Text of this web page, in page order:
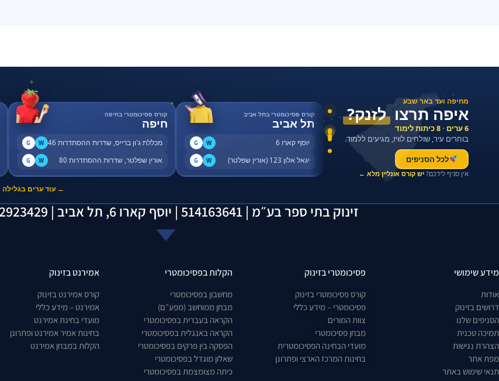
✦
✦ מחיפה ועד באר שבע
איפה תרצו לזנק?
6 ערים · 8 כיתות לימוד
בוחרים עיר, שולחים לוויז, מגיעים ללמוד.
לכל הסניפים
אין סניף לידכם? יש קורס אונליין מלא ←
קורס פסיכומטרי בתל אביב
תל אביב
יוסף קארו 6 W
G
יגאל אלון 123 (אורין שפלטר) W
G
קורס פסיכומטרי בחיפה
חיפה
מכללת ג'ון ברייס, שדרות ההסתדרות 46 W
G
אורין שפלטר, שדרות ההסתדרות 80 W
G
← עוד ערים בגלילה
זינוק בתי ספר בע״מ | 514163641 | יוסף קארו 6, תל אביב | 055-2923429
מידע שימושי
אודות
דרושים בזינוק
הסניפים שלנו
תמיכה טכנית
הצהרת נגישות
מפת אתר
תנאי שימוש באתר
פסיכומטרי בזינוק
קורס פסיכומטרי בזינוק
פסיכומטרי – מידע כללי
צוות המורים
מבחן פסיכומטרי
מועדי הבחינה הפסיכומטרית
בחינות המרכז הארצי ופתרונן
הקלות בפסיכומטרי
מחשבון בפסיכומטרי
מבחן ממוחשב (מפע״ם)
הקראה בעברית בפסיכומטרי
הקראה באנגלית בפסיכומטרי
הפסקה בין פרקים בפסיכומטרי
שאלון מוגדל בפסיכומטרי
כיתה מצומצמת בפסיכומטרי
אמירנט בזינוק
קורס אמירנט בזינוק
אמירנט – מידע כללי
מועדי בחינת אמירנט
בחינות אמיר אמירנט ופתרונן
הקלות במבחן אמירנט